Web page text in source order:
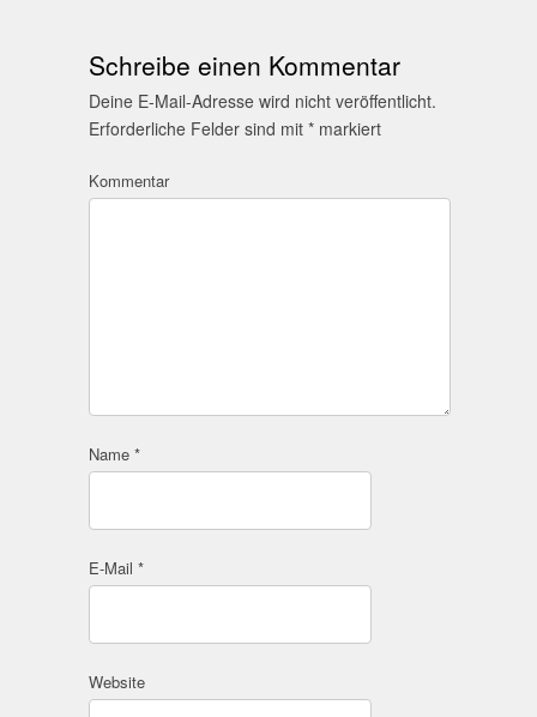
Schreibe einen Kommentar
Deine E-Mail-Adresse wird nicht veröffentlicht.
Erforderliche Felder sind mit * markiert
Kommentar
Name *
E-Mail *
Website